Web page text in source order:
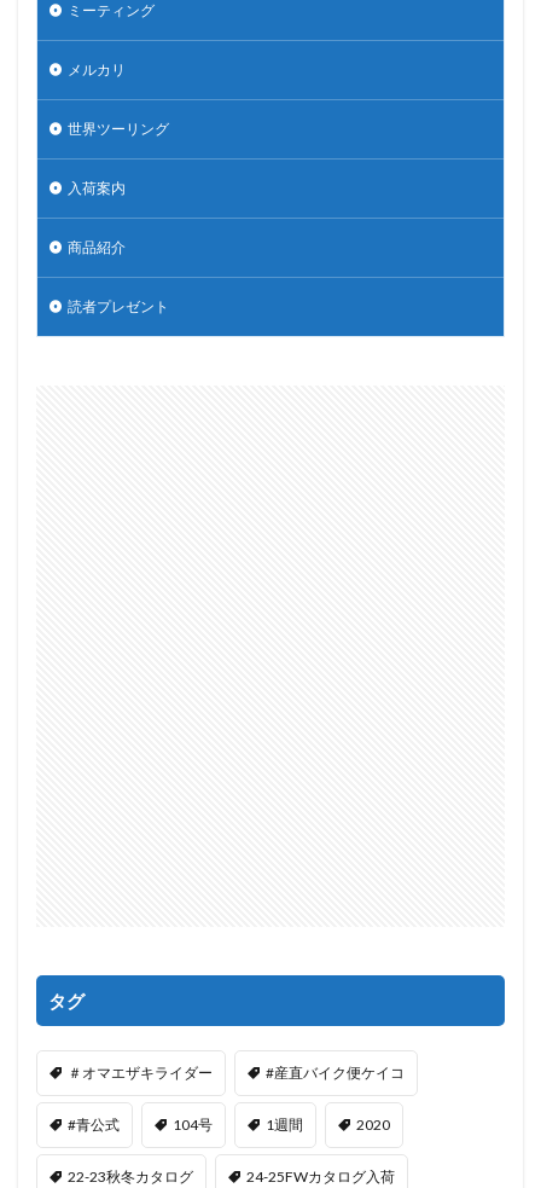
ミーティング
メルカリ
世界ツーリング
入荷案内
商品紹介
読者プレゼント
タグ
＃オマエザキライダー #産直バイク便ケイコ
#青公式 104号 1週間 2020
22-23秋冬カタログ 24-25FWカタログ入荷